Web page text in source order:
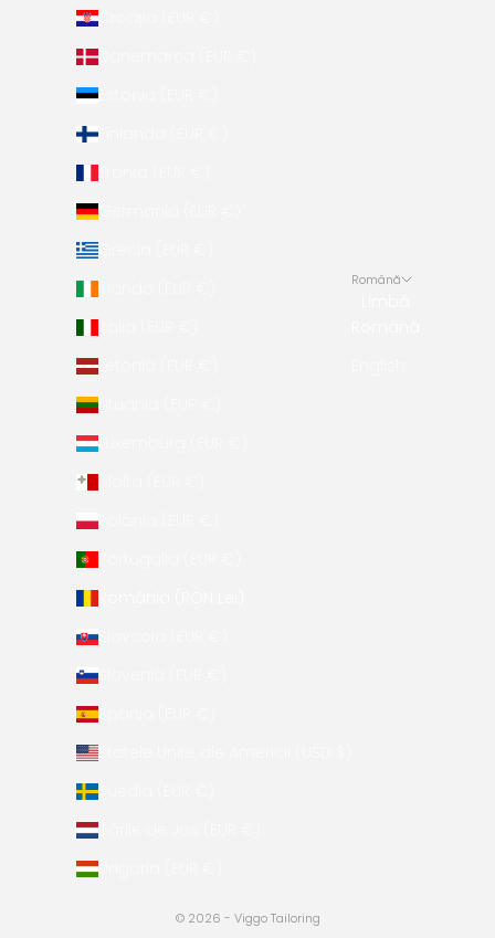
Croația (EUR €)
Danemarca (EUR €)
Estonia (EUR €)
Finlanda (EUR €)
Germania (EUR €)
Grecia (EUR €)
Letonia (EUR €)
Lituania (EUR €)
Luxemburg (EUR €)
Polonia (EUR €)
Slovacia (EUR €)
Slovenia (EUR €)
Spania (EUR €)
Statele Unite ale Americii (USD $)
Suedia (EUR €)
Țările de Jos (EUR €)
Ungaria (EUR €)
Română
© 2026 - Viggo Tailoring